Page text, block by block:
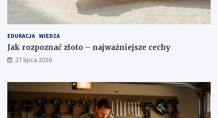
EDUKACJA WIEDZA
Jak rozpoznać złoto – najważniejsze cechy
27 lipca 2026